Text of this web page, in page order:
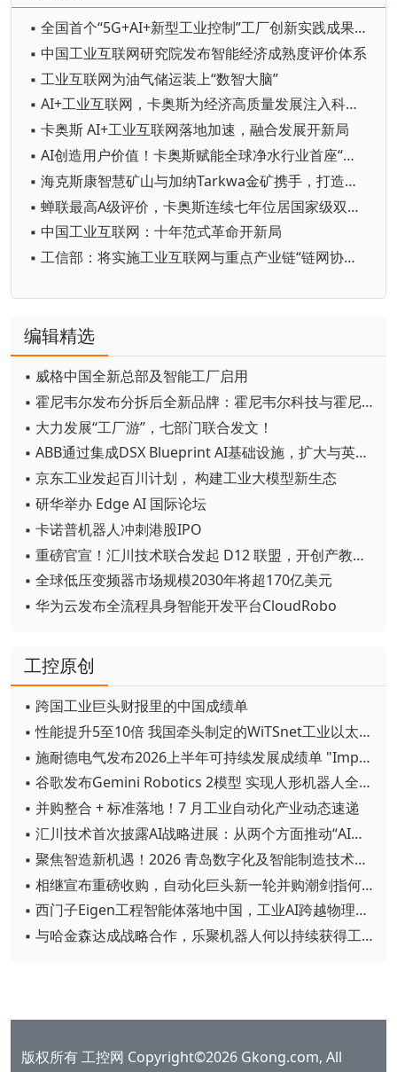
▪ 全国首个“5G+AI+新型工业控制”工厂创新实践成果发布
▪ 中国工业互联网研究院发布智能经济成熟度评价体系
▪ 工业互联网为油气储运装上“数智大脑”
▪ AI+工业互联网，卡奥斯为经济高质量发展注入科技动能
▪ 卡奥斯 AI+工业互联网落地加速，融合发展开新局
▪ AI创造用户价值！卡奥斯赋能全球净水行业首座“灯塔”
▪ 海克斯康智慧矿山与加纳Tarkwa金矿携手，打造更安全的作业环境
▪ 蝉联最高A级评价，卡奥斯连续七年位居国家级双跨平台首位
▪ 中国工业互联网：十年范式革命开新局
▪ 工信部：将实施工业互联网与重点产业链“链网协同”行动
编辑精选
▪ 威格中国全新总部及智能工厂启用
▪ 霍尼韦尔发布分拆后全新品牌：霍尼韦尔科技与霍尼韦尔航空航天
▪ 大力发展“工厂游”，七部门联合发文！
▪ ABB通过集成DSX Blueprint AI基础设施，扩大与英伟达的合作
▪ 京东工业发起百川计划， 构建工业大模型新生态
▪ 研华举办 Edge AI 国际论坛
▪ 卡诺普机器人冲刺港股IPO
▪ 重磅官宣！汇川技术联合发起 D12 联盟，开创产教融合新范式
▪ 全球低压变频器市场规模2030年将超170亿美元
▪ 华为云发布全流程具身智能开发平台CloudRobo
工控原创
▪ 跨国工业巨头财报里的中国成绩单
▪ 性能提升5至10倍 我国牵头制定的WiTSnet工业以太网国际标准正式发布
▪ 施耐德电气发布2026上半年可持续发展成绩单 "Impact 2030"路线图开局稳健
▪ 谷歌发布Gemini Robotics 2模型 实现人形机器人全身智能控制突破
▪ 并购整合 + 标准落地！7 月工业自动化产业动态速递
▪ 汇川技术首次披露AI战略进展：从两个方面推动“AI业务化”落地
▪ 聚焦智造新机遇！2026 青岛数字化及智能制造技术论坛圆满落幕
▪ 相继宣布重磅收购，自动化巨头新一轮并购潮剑指何方？
▪ 西门子Eigen工程智能体落地中国，工业AI跨越物理世界“确定性”拐点
▪ 与哈金森达成战略合作，乐聚机器人何以持续获得工业巨头青睐？
版权所有 工控网 Copyright©2026 Gkong.com, All